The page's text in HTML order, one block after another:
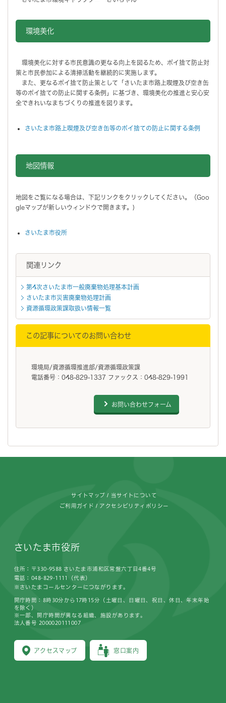
環境美化
環境美化に対する市民意識の更なる向上を図るため、ポイ捨て防止対
策と市民参加による清掃活動を継続的に実施します。
また、更なるポイ捨て防止策として「さいたま市路上喫煙及び空き缶
等のポイ捨ての防止に関する条例」に基づき、環境美化の推進と安心安
全できれいなまちづくりの推進を図ります。
さいたま市路上喫煙及び空き缶等のポイ捨ての防止に関する条例
地図情報
地図をご覧になる場合は、下記リンクをクリックしてください。（Goo
gleマップが新しいウィンドウで開きます。)
さいたま市役所
関連リンク
第4次さいたま市一般廃棄物処理基本計画
さいたま市災害廃棄物処理計画
資源循環政策課取扱い情報一覧
この記事についてのお問い合わせ
環境局/資源循環推進部/資源循環政策課
電話番号：048-829-1337 ファックス：048-829-1991
お問い合わせフォーム
サイトマップ 当サイトについて
ご利用ガイド アクセシビリティポリシー
さいたま市役所
住所：〒330-9588 さいたま市浦和区常盤六丁目4番4号
電話：048-829-1111（代表）
※さいたまコールセンターにつながります。
アクセスマップ 窓口案内
開庁時間：8時30分から17時15分（土曜日、日曜日、祝日、休日、年末年始
を除く）
※一部、開庁時間が異なる組織、施設があります。
法人番号 2000020111007